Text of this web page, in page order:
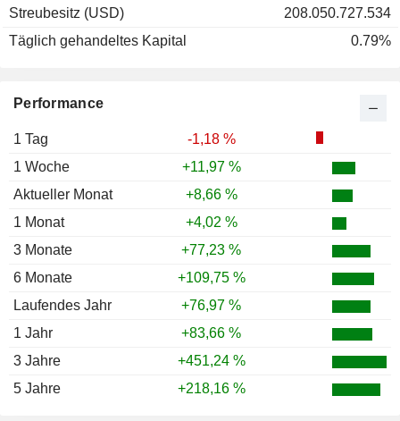
Performance
1 Tag
-1,18 %
1 Woche
+11,97 %
Aktueller Monat
+8,66 %
1 Monat
+4,02 %
3 Monate
+77,23 %
6 Monate
+109,75 %
Laufendes Jahr
+76,97 %
1 Jahr
+83,66 %
3 Jahre
+451,24 %
5 Jahre
+218,16 %
Streubesitz (USD)
208.050.727.534
Täglich gehandeltes Kapital
0.79%